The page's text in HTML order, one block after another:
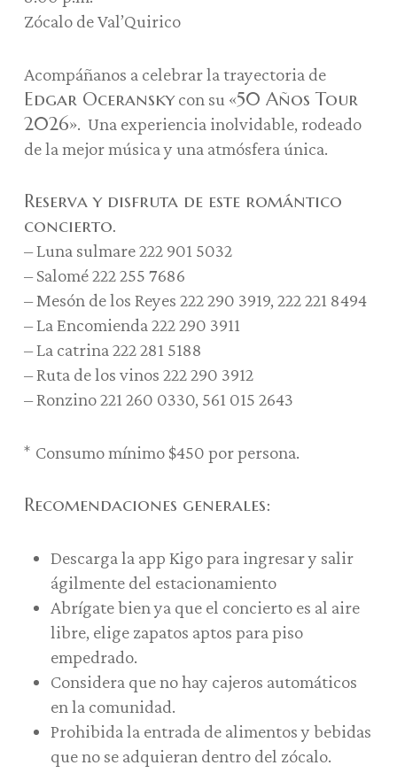
Zócalo de Val’Quirico
Acompáñanos a celebrar la trayectoria de
Edgar Oceranskycon su «50 Años Tour
2026». Una experiencia inolvidable, rodeado
de la mejor música y una atmósfera única.
Reserva y disfruta de este romántico
concierto.
– Luna sulmare 222 901 5032
– Salomé 222 255 7686
– Mesón de los Reyes 222 290 3919, 222 221 8494
– La Encomienda 222 290 3911
– La catrina 222 281 5188
– Ruta de los vinos 222 290 3912
– Ronzino 221 260 0330, 561 015 2643
* Consumo mínimo $450 por persona.
Recomendaciones generales:
Descarga la app Kigo para ingresar y salir
ágilmente del estacionamiento
Abrígate bien ya que el concierto es al aire
libre, elige zapatos aptos para piso
empedrado.
Considera que no hay cajeros automáticos
en la comunidad.
Prohibida la entrada de alimentos y bebidas
que no se adquieran dentro del zócalo.